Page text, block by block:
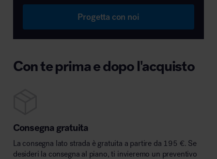
Progetta con noi
Con te prima e dopo l'acquisto
Consegna gratuita
La consegna lato strada è gratuita a partire da 195 €. Se
desideri la consegna al piano, ti invieremo un preventivo